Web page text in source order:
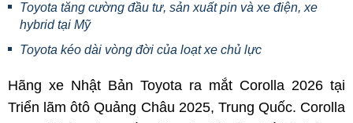
Toyota tăng cường đầu tư, sản xuất pin và xe điện, xe
hybrid tại Mỹ
Toyota kéo dài vòng đời của loạt xe chủ lực
Hãng xe Nhật Bản Toyota ra mắt Corolla 2026 tại
Triển lãm ôtô Quảng Châu 2025, Trung Quốc. Corolla